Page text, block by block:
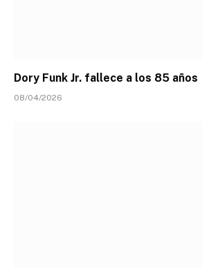
Dory Funk Jr. fallece a los 85 años
08/04/2026